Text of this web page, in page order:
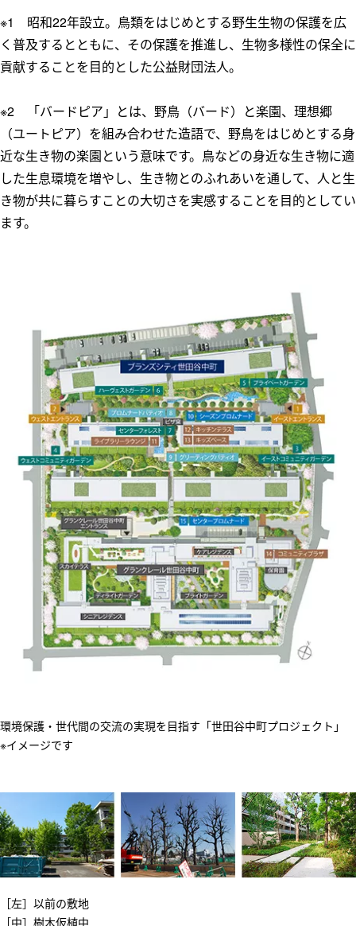
※1 昭和22年設立。鳥類をはじめとする野生生物の保護を広
く普及するとともに、その保護を推進し、生物多様性の保全に
貢献することを目的とした公益財団法人。
※2 「バードピア」とは、野鳥（バード）と楽園、理想郷
（ユートピア）を組み合わせた造語で、野鳥をはじめとする身
近な生き物の楽園という意味です。鳥などの身近な生き物に適
した生息環境を増やし、生き物とのふれあいを通して、人と生
き物が共に暮らすことの大切さを実感することを目的としてい
ます。
環境保護・世代間の交流の実現を目指す「世田谷中町プロジェクト」
※イメージです
［左］以前の敷地
［中］樹木仮植中